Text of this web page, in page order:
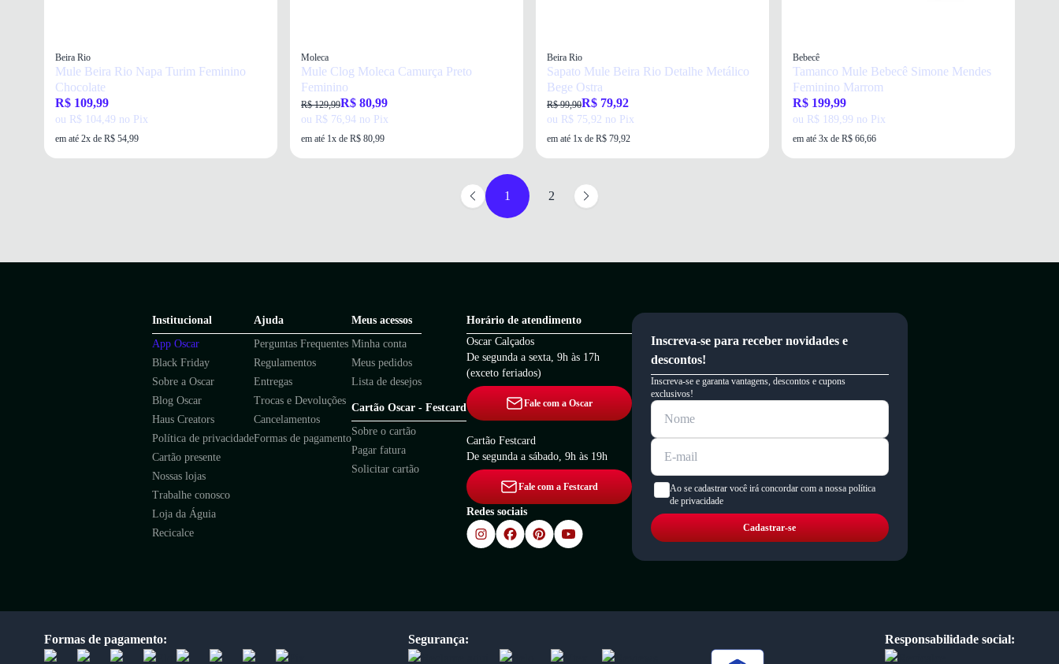
Beira Rio
Mule Beira Rio Napa Turim Feminino
Chocolate
R$ 109,99
ou R$ 104,49 no Pix
em até 2x de R$ 54,99
Moleca
Mule Clog Moleca Camurça Preto
Feminino
R$ 129,99R$ 80,99
ou R$ 76,94 no Pix
em até 1x de R$ 80,99
Beira Rio
Sapato Mule Beira Rio Detalhe Metálico
Bege Ostra
R$ 99,90R$ 79,92
ou R$ 75,92 no Pix
em até 1x de R$ 79,92
Bebecê
Tamanco Mule Bebecê Simone Mendes
Feminino Marrom
R$ 199,99
ou R$ 189,99 no Pix
em até 3x de R$ 66,66
1 2
Institucional
App Oscar
Black Friday
Sobre a Oscar
Blog Oscar
Haus Creators
Política de privacidade
Cartão presente
Nossas lojas
Trabalhe conosco
Loja da Águia
Recicalce
Ajuda
Perguntas Frequentes
Regulamentos
Entregas
Trocas e Devoluções
Cancelamentos
Formas de pagamento
Meus acessos
Minha conta
Meus pedidos
Lista de desejos
Cartão Oscar - Festcard
Sobre o cartão
Pagar fatura
Solicitar cartão
Horário de atendimento
Oscar Calçados
De segunda a sexta, 9h às 17h
(exceto feriados)
Fale com a Oscar
Cartão Festcard
De segunda a sábado, 9h às 19h
Fale com a Festcard
Redes sociais
Inscreva-se para receber novidades e
descontos!
Inscreva-se e garanta vantagens, descontos e cupons
exclusivos!
Ao se cadastrar você irá concordar com a nossa política
de privacidade
Cadastrar-se
Formas de pagamento: Segurança: Responsabilidade social: